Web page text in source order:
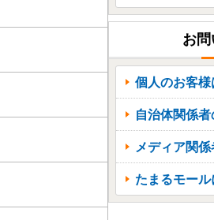
お
個人のお客様
自治体関係
メディア関
たまるモー